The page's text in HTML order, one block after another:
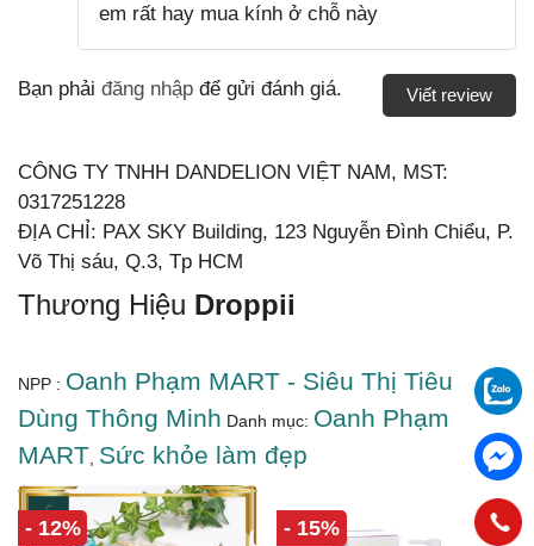
em rất hay mua kính ở chỗ này
Viết review
Bạn phải đăng nhập để gửi đánh giá.
CÔNG TY TNHH DANDELION VIỆT NAM, MST:
0317251228
ĐỊA CHỈ: PAX SKY Building, 123 Nguyễn Đình Chiểu, P.
Võ Thị sáu, Q.3, Tp HCM
Thương Hiệu Droppii
NPP : Oanh Phạm MART - Siêu Thị Tiêu
Dùng Thông Minh Danh mục: Oanh Phạm
MART Sức khỏe làm đẹp
- 12% - 15%